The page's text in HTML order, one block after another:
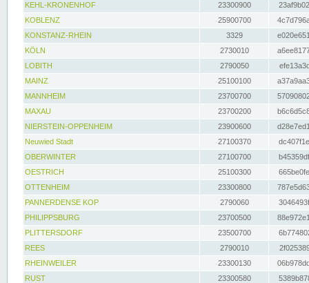
KEHL-KRONENHOF
23300900
KOBLENZ
25900700
KONSTANZ-RHEIN
3329
KÖLN
2730010
LOBITH
2790050
MAINZ
25100100
MANNHEIM
23700700
MAXAU
23700200
NIERSTEIN-OPPENHEIM
23900600
Neuwied Stadt
27100370
OBERWINTER
27100700
OESTRICH
25100300
OTTENHEIM
23300800
PANNERDENSE KOP
2790060
PHILIPPSBURG
23700500
PLITTERSDORF
23500700
REES
2790010
RHEINWEILER
23300130
RUST
23300580